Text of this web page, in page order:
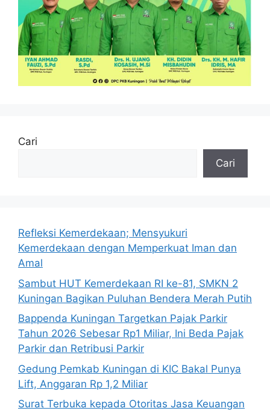
Cari
Cari
Refleksi Kemerdekaan; Mensyukuri
Kemerdekaan dengan Memperkuat Iman dan
Amal
Sambut HUT Kemerdekaan RI ke-81, SMKN 2
Kuningan Bagikan Puluhan Bendera Merah Putih
Bappenda Kuningan Targetkan Pajak Parkir
Tahun 2026 Sebesar Rp1 Miliar, Ini Beda Pajak
Parkir dan Retribusi Parkir
Gedung Pemkab Kuningan di KIC Bakal Punya
Lift, Anggaran Rp 1,2 Miliar
Surat Terbuka kepada Otoritas Jasa Keuangan